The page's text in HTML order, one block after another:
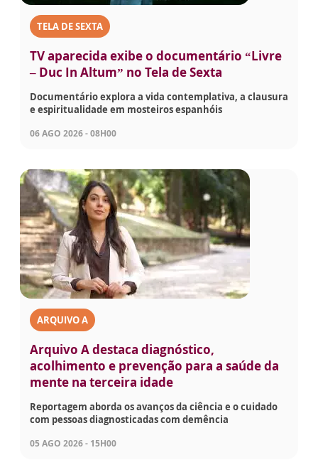
TELA DE SEXTA
TV aparecida exibe o documentário “Livre
– Duc In Altum” no Tela de Sexta
Documentário explora a vida contemplativa, a clausura
e espiritualidade em mosteiros espanhóis
06 AGO 2026 - 08H00
ARQUIVO A
Arquivo A destaca diagnóstico,
acolhimento e prevenção para a saúde da
mente na terceira idade
Reportagem aborda os avanços da ciência e o cuidado
com pessoas diagnosticadas com demência
05 AGO 2026 - 15H00